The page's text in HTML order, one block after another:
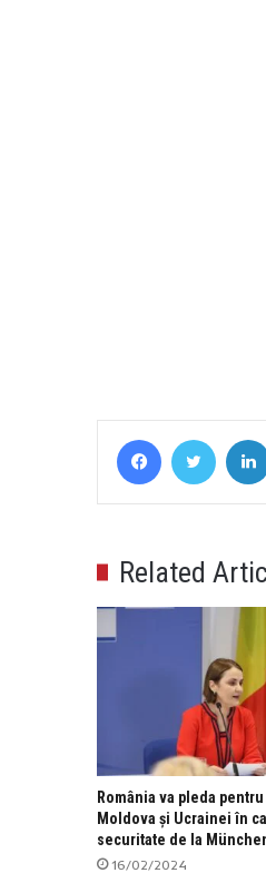
FacebookTwitter
Related
România va pleda
Moldova și Ucrainei în
securitate de la
16/02/2024